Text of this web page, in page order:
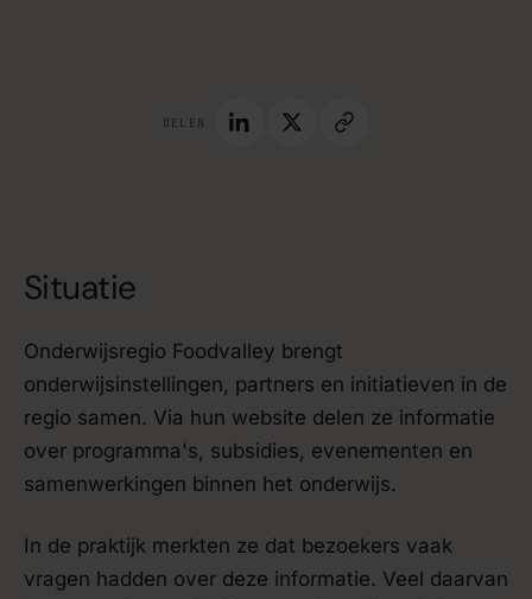
DELEN
Situatie
Onderwijsregio Foodvalley brengt
onderwijsinstellingen, partners en initiatieven in de
regio samen. Via hun website delen ze informatie
over programma's, subsidies, evenementen en
samenwerkingen binnen het onderwijs.
In de praktijk merkten ze dat bezoekers vaak
vragen hadden over deze informatie. Veel daarvan